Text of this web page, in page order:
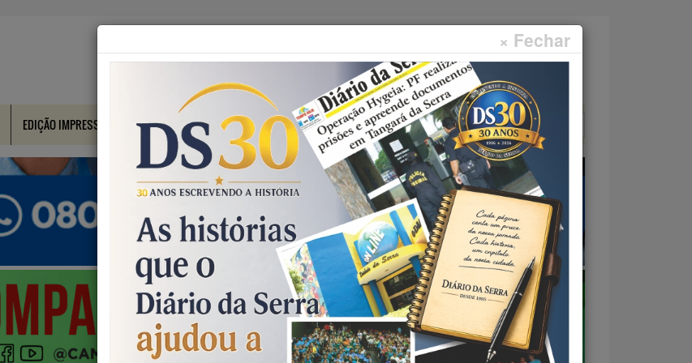
× Fechar
Faça sua pesquisa...
EDIÇÃO IMPRESSA CONTATO